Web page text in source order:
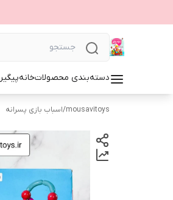
دسته‌بندی محصولاتخانه
mousavitoys
/اسباب بازی پسرانه